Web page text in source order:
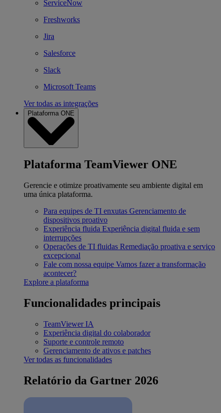
ServiceNow
Freshworks
Jira
Salesforce
Slack
Microsoft Teams
Ver todas as integrações
Plataforma ONE
Plataforma TeamViewer ONE
Gerencie e otimize proativamente seu ambiente digital em
uma única plataforma.
Para equipes de TI enxutas Gerenciamento de
dispositivos proativo
Experiência fluida Experiência digital fluida e sem
interrupções
Operações de TI fluidas Remediação proativa e serviço
excepcional
Fale com nossa equipe Vamos fazer a transformação
acontecer?
Explore a plataforma
Funcionalidades principais
TeamViewer IA
Experiência digital do colaborador
Suporte e controle remoto
Gerenciamento de ativos e patches
Ver todas as funcionalidades
Relatório da Gartner 2026